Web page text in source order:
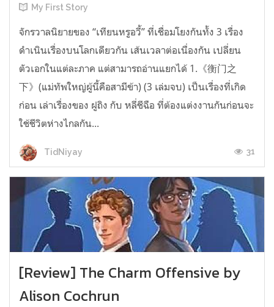
My First Story
จักรวาลนิยายของ “เทียนหรูอวี้” ที่เชื่อมโยงกันทั้ง 3 เรื่อง
ดำเนินเรื่องบนโลกเดียวกัน เส้นเวลาต่อเนื่องกัน เปลี่ยน
ตัวเอกในแต่ละภาค แต่สามารถอ่านแยกได้ 1.《衡门之
下》(แม่ทัพใหญ่ผู้นี้คือสามีข้า) (3 เล่มจบ) เป็นเรื่องที่เกิด
ก่อน เล่าเรื่องของ ฝูถิง กับ หลี่ชีฉือ ที่ต้องแต่งงานกันก่อนจะ
ใช้ชีวิตห่างไกลกัน...
TidNiyay 31
[Review] The Charm Offensive by
Alison Cochrun